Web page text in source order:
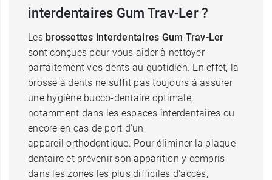
interdentaires Gum Trav-Ler ?
Les brossettes interdentaires Gum Trav-Ler
sont conçues pour vous aider à nettoyer
parfaitement vos dents au quotidien. En effet, la
brosse à dents ne suffit pas toujours à assurer
une hygiène bucco-dentaire optimale,
notamment dans les espaces interdentaires ou
encore en cas de port d'un
appareil orthodontique. Pour éliminer la plaque
dentaire et prévenir son apparition y compris
dans les zones les plus difficiles d'accès,